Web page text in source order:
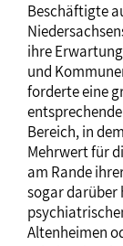
Beschäftigte
ihre
und
forderte eine
Bereich, in
Mehrwert für
am Rande
sogar darüber
Altenheimen